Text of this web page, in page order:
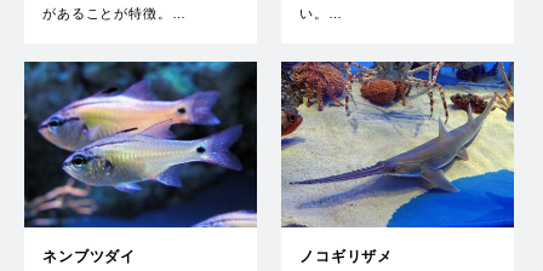
があることが特徴。…
い。…
ネンブツダイ ノコギリザメ